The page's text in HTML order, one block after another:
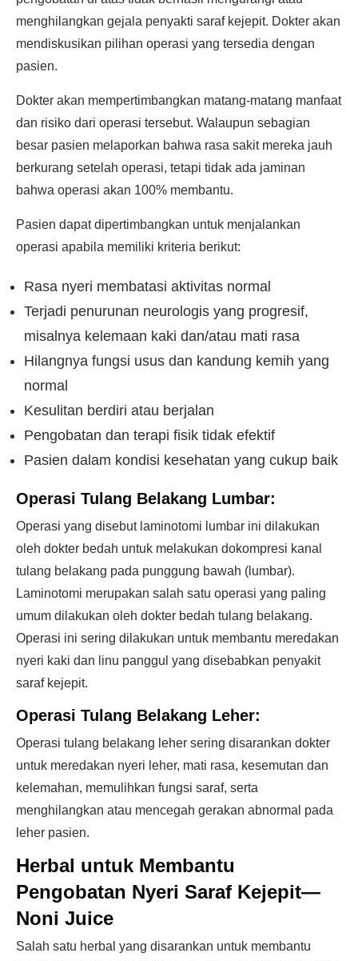
menghilangkan gejala penyakti saraf kejepit. Dokter akan
mendiskusikan pilihan operasi yang tersedia dengan
pasien.
Dokter akan mempertimbangkan matang-matang manfaat
dan risiko dari operasi tersebut. Walaupun sebagian
besar pasien melaporkan bahwa rasa sakit mereka jauh
berkurang setelah operasi, tetapi tidak ada jaminan
bahwa operasi akan 100% membantu.
Pasien dapat dipertimbangkan untuk menjalankan
operasi apabila memiliki kriteria berikut:
Rasa nyeri membatasi aktivitas normal
Terjadi penurunan neurologis yang progresif,
misalnya kelemaan kaki dan/atau mati rasa
Hilangnya fungsi usus dan kandung kemih yang
normal
Kesulitan berdiri atau berjalan
Pengobatan dan terapi fisik tidak efektif
Pasien dalam kondisi kesehatan yang cukup baik
Operasi Tulang Belakang Lumbar:
Operasi yang disebut laminotomi lumbar ini dilakukan
oleh dokter bedah untuk melakukan dokompresi kanal
tulang belakang pada punggung bawah (lumbar).
Laminotomi merupakan salah satu operasi yang paling
umum dilakukan oleh dokter bedah tulang belakang.
Operasi ini sering dilakukan untuk membantu meredakan
nyeri kaki dan linu panggul yang disebabkan penyakit
saraf kejepit.
Operasi Tulang Belakang Leher:
Operasi tulang belakang leher sering disarankan dokter
untuk meredakan nyeri leher, mati rasa, kesemutan dan
kelemahan, memulihkan fungsi saraf, serta
menghilangkan atau mencegah gerakan abnormal pada
leher pasien.
Herbal untuk Membantu
Pengobatan Nyeri Saraf Kejepit—
Noni Juice
Salah satu herbal yang disarankan untuk membantu